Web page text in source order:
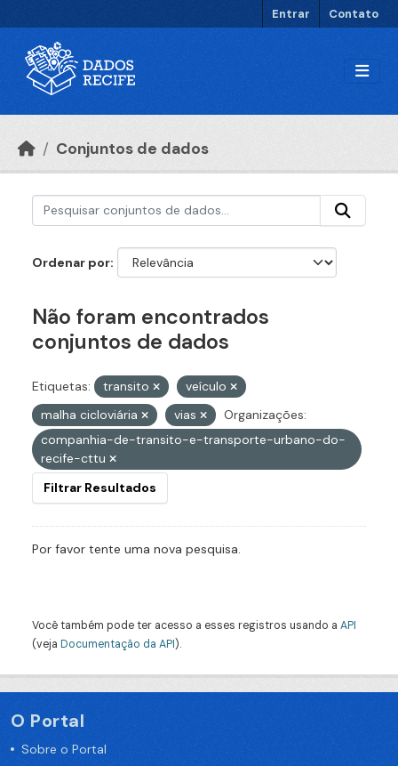
Entrar Contato
Conjuntos de dados
Ordenar por
Não foram encontrados
conjuntos de dados
Etiquetas: transito
veículo
malha cicloviária
vias
Organizações:
companhia-de-transito-e-transporte-urbano-do-
recife-cttu
Filtrar Resultados
Por favor tente uma nova pesquisa.
Você também pode ter acesso a esses registros usando a API
(veja Documentação da API).
O Portal
Sobre o Portal